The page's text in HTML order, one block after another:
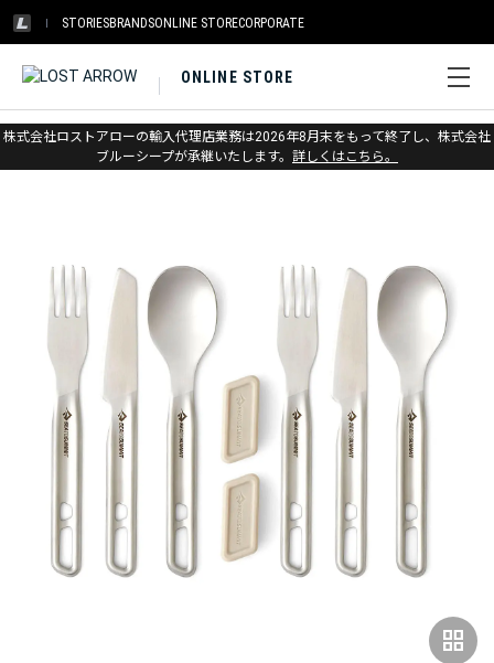
STORIESBRANDSONLINE STORECORPORATE
ONLINE STORE
株式会社ロストアローの輸入代理店業務は2026年8月末をもって終了し、株式会社
ブルーシープが承継いたします。 詳しくはこちら。
ホーム > シートゥサミット > キャンプキッチン
grid_view